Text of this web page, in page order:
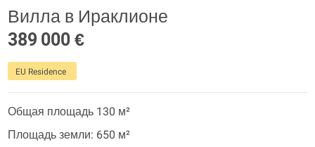
Вилла в Ираклионе
389 000 €
EU Residence
Общая площадь 130 м²
Площадь земли: 650 м²